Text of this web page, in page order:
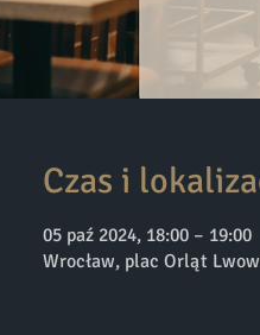
Czas i
05 paź 2024, 18:00 – 19:00
Wrocław, plac Orląt